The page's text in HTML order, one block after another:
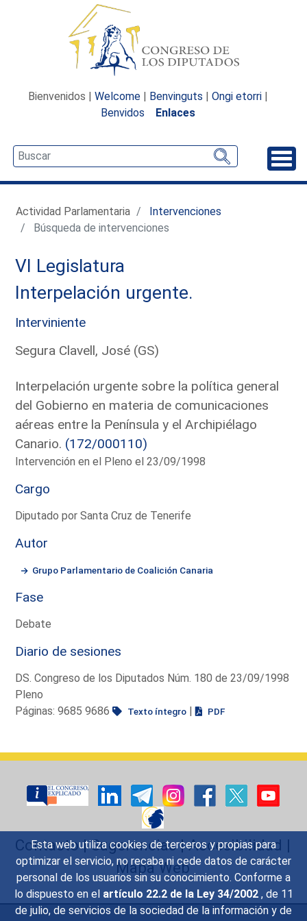
Esta web utiliza cookies de terceros y propias para
optimizar el servicio, no recaba ni cede datos de carácter
personal de los usuarios sin su conocimiento. Conforme a
lo dispuesto en el artículo 22.2 de la Ley 34/2002 , de 11
de julio, de servicios de la sociedad de la información y de
Bienvenidos | Welcome | Benvinguts | Ongi etorri |
Benvidos
Enlaces
Actividad Parlamentaria
Intervenciones
Búsqueda de intervenciones
VI Legislatura
Interpelación urgente.
Interviniente
Segura Clavell, José (GS)
Interpelación urgente sobre la política general
del Gobierno en materia de comunicaciones
aéreas entre la Península y el Archipiélago
Canario. (172/000110)
Intervención en el Pleno el 23/09/1998
Cargo
Diputado por Santa Cruz de Tenerife
Autor
Grupo Parlamentario de Coalición Canaria
Fase
Debate
Diario de sesiones
DS. Congreso de los Diputados Núm. 180 de 23/09/1998
Pleno
Páginas: 9685 9686
Texto íntegro | PDF
Contacto|Sugerencias|Accesibilidad |
Mapa Web